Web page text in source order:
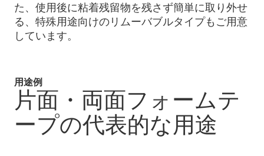
た、使用後に粘着残留物を残さず簡単に取り外せ
る、特殊用途向けのリムーバブルタイプもご用意
しています。
用途例
片面・両面フォームテ
ープの代表的な用途